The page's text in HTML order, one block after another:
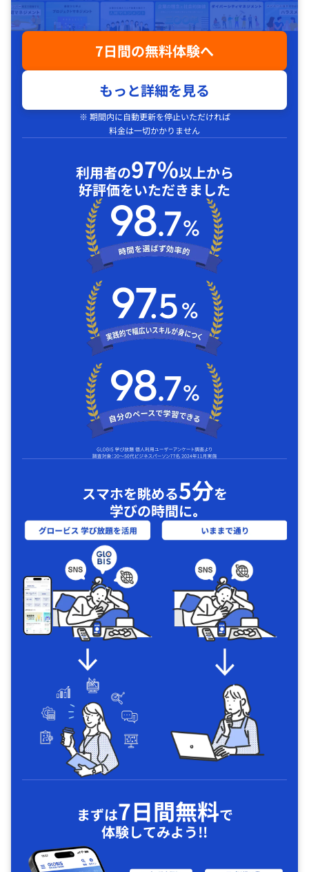
7日間の無料体験へ
もっと詳細を見る
※ 期間内に自動更新を停止いただければ
料金は一切かかりません
利用者の97%以上から
好評価をいただきました
スマホを眺める5分を
学びの時間に｡
まずは7日間無料で
体験してみよう!!